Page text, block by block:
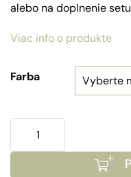
alebo na doplnenie
Viac info o produkte
Farba
množstvo
Hliníkové